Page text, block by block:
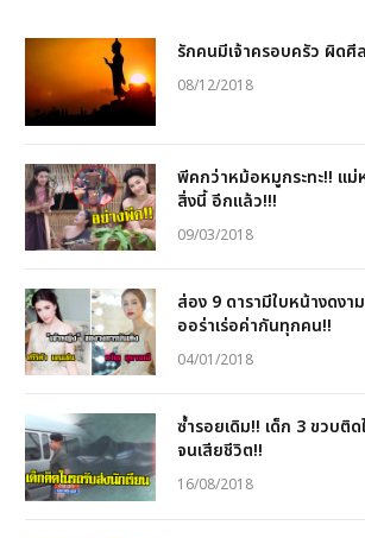
รักคนมีเจ้าครอบครัว ผิดศี
08/12/2018
พีคกว่าหม้อหมูกระทะ!! แม่
สิ่งนี้ อีกแล้ว!!!
09/03/2018
ส่อง 9 ดารามีใบหน้างดงา
ออร่าเร่อค่ากันทุกคน!!
04/01/2018
ซ้ำรอยเดิม!! เด็ก 3 ขวบติ
จนเสียชีวิต!!
16/08/2018